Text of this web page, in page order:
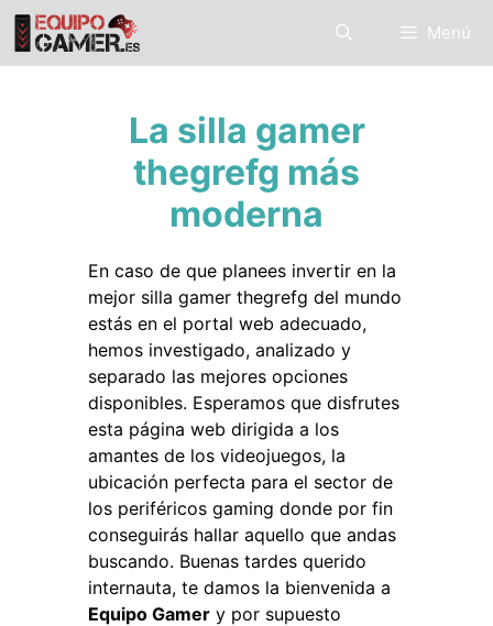
Saltar
contenido
Menú
La silla gamer
thegrefg más
moderna
En caso de que planees invertir en la
mejor silla gamer thegrefg del mundo
estás en el portal web adecuado,
hemos investigado, analizado y
separado las mejores opciones
disponibles. Esperamos que disfrutes
esta página web dirigida a los
amantes de los videojuegos, la
ubicación perfecta para el sector de
los periféricos gaming donde por fin
conseguirás hallar aquello que andas
buscando. Buenas tardes querido
internauta, te damos la bienvenida a
Equipo Gamer y por supuesto